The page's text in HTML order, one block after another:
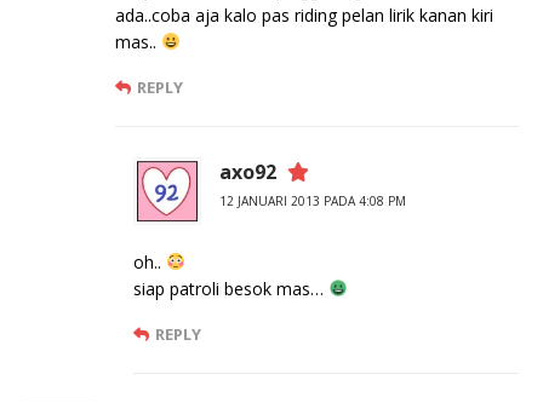
ada..coba aja kalo pas riding pelan lirik kanan kiri
mas..
REPLY
axo92
12 JANUARI 2013 PADA 4:08 PM
oh..
siap patroli besok mas…
REPLY